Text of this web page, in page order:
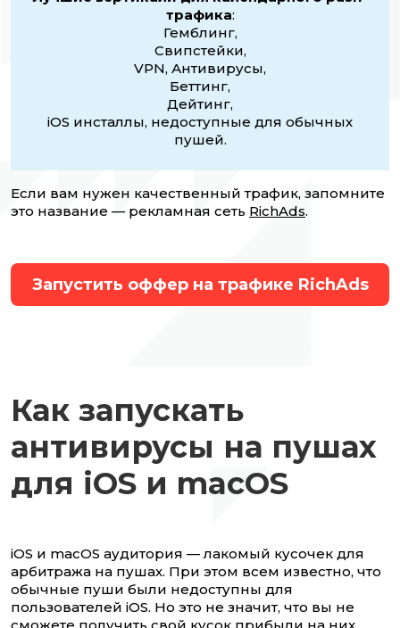
трафика:
Гемблинг,
Свипстейки,
VPN, Антивирусы,
Беттинг,
Дейтинг,
iOS инсталлы, недоступные для обычных
пушей.
Если вам нужен качественный трафик, запомните
это название — рекламная сеть RichAds.
Запустить оффер на трафике RichAds
Как запускать
антивирусы на пушах
для iOS и macOS
iOS и macOS аудитория — лакомый кусочек для
арбитража на пушах. При этом всем известно, что
обычные пуши были недоступны для
пользователей iOS. Но это не значит, что вы не
сможете получить свой кусок прибыли на них.